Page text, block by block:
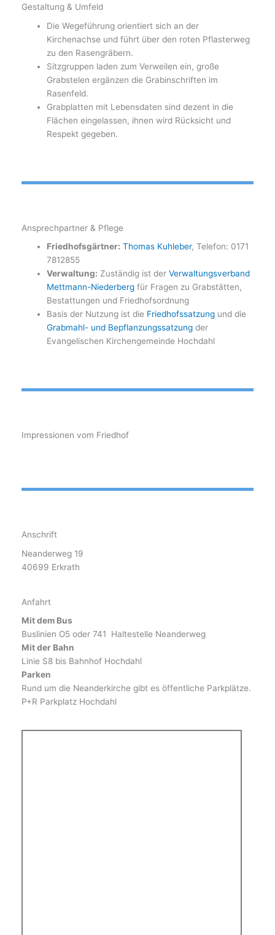
Gestaltung & Umfeld
Die Wegeführung orientiert sich an der
Kirchenachse und führt über den roten Pflasterweg
zu den Rasengräbern.
Sitzgruppen laden zum Verweilen ein, große
Grabstelen ergänzen die Grabinschriften im
Rasenfeld.
Grabplatten mit Lebensdaten sind dezent in die
Flächen eingelassen, ihnen wird Rücksicht und
Respekt gegeben.
Ansprechpartner & Pflege
Friedhofsgärtner: Thomas Kuhleber, Telefon: 0171
7812855
Verwaltung: Zuständig ist derVerwaltungsverband
Mettmann-Niederberg für Fragen zu Grabstätten,
Bestattungen und Friedhofsordnung
Basis der Nutzung ist die Friedhofssatzung und die
Grabmahl- und Bepflanzungssatzung der
Evangelischen Kirchengemeinde Hochdahl
Impressionen vom Friedhof
Anschrift
Neanderweg 19
40699 Erkrath
Anfahrt
Mit dem Bus
Buslinien O5 oder 741 Haltestelle Neanderweg
Mit der Bahn
Linie S8 bis Bahnhof Hochdahl
Parken
Rund um die Neanderkirche gibt es öffentliche Parkplätze.
P+R Parkplatz Hochdahl